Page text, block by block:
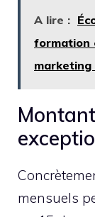
A lire :
formation
marketing
mensuels